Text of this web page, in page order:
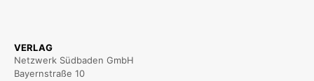
VERLAG
Netzwerk Südbaden GmbH
Bayernstraße 10